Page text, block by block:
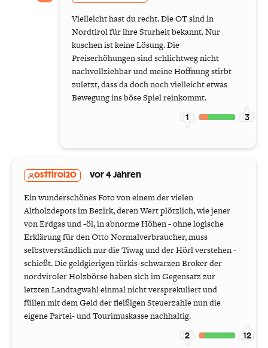
Vielleicht hast du recht. Die OT sind in
Nordtirol für ihre Sturheit bekannt. Nur
kuschen ist keine Lösung. Die
Preiserhöhungen sind schlichtweg nicht
nachvollziehbar und meine Hoffnung stirbt
zuletzt, dass da doch noch vielleicht etwas
Bewegung ins böse Spiel reinkommt.
1 3
osttirol20 vor 4 Jahren
Ein wunderschönes Foto von einem der vielen
Altholzdepots im Bezirk, deren Wert plötzlich, wie jener
von Erdgas und -öl, in abnorme Höhen - ohne logische
Erklärung für den Otto Normalverbraucher, muss
selbstverständlich nur die Tiwag und der Hörl verstehen -
schießt. Die geldgierigen türkis-schwarzen Broker der
nordviroler Holzbörse haben sich im Gegensatz zur
letzten Landtagwahl einmal nicht versprekuliert und
füllen mit dem Geld der fleißigen Steuerzahle nun die
eigene Partei- und Tourimuskasse nachhaltig.
2 12